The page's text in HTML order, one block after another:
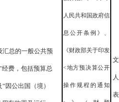
汇总的一般公共预
经费，包括预算总
因公出国（境）
人民共和国政府信
息公开条例》、
《财政部关于印发
<地方预决算公开
操作规程的通知